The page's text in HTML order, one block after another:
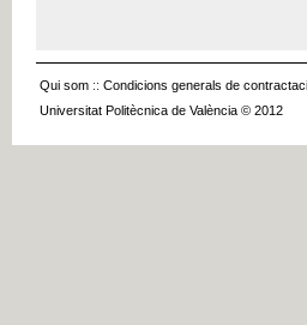
Qui som :: Condicions generals de
Universitat Politècnica de València © 2012